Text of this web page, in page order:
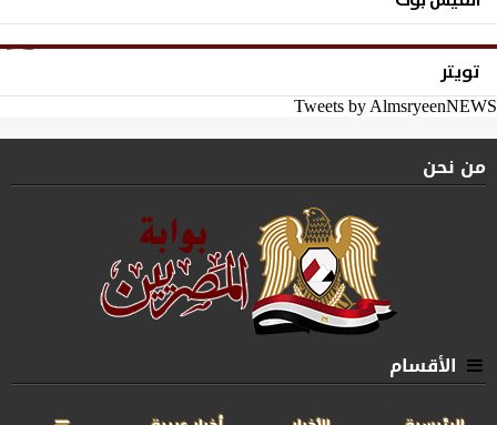
تويتر
Tweets by AlmsryeenNEWS
من نحن
الأقسام